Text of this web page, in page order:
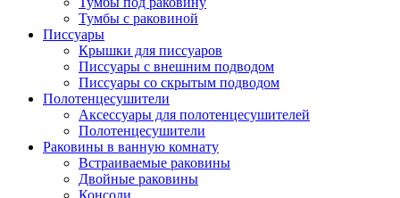
Тумбы с раковиной
Писсуары
Крышки для писсуаров
Писсуары с внешним подводом
Писсуары со скрытым подводом
Полотенцесушители
Аксессуары для полотенцесушителей
Полотенцесушители
Раковины в ванную комнату
Встраиваемые раковины
Двойные раковины
Консоли